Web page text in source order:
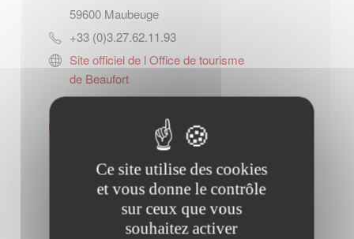
59600 Maubeuge
+33 (0)3.27.62.11.93
Site officiel de l Office de tourisme
de Beaufort
Contacter l'office de tourisme
Ce site utilise des cookies
et vous donne le contrôle
sur ceux que vous
souhaitez activer